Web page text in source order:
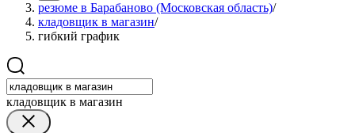
резюме в Барабаново (Московская область)/
кладовщик в магазин/
гибкий график
кладовщик в магазин